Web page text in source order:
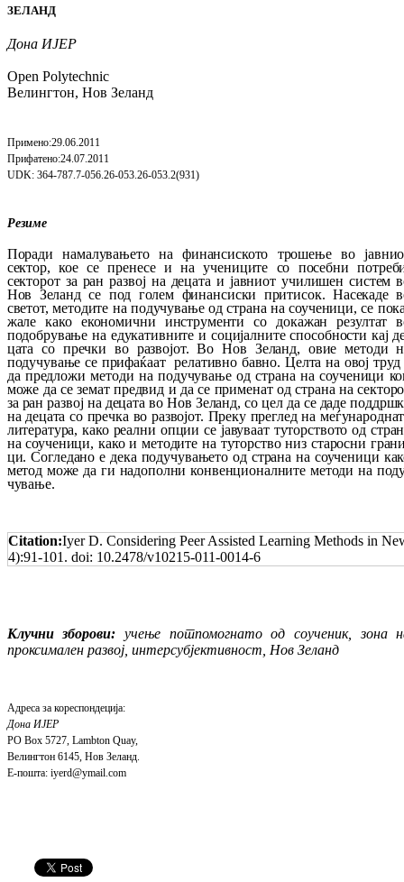
ЗЕЛАНД
Дона ИЈЕР
Open Polytechnic
Велингтон, Нов Зеланд
Примено:29.06.2011
Прифатено:24.07.2011
UDK: 364-787.7-056.26-053.26-053.2(931)
Резиме
Поради намалувањето на финансиското тро­ше­ње во
сектор, кое се пренесе и на уче­ни­ците со посебни
секторот за ран развој на децата и јавниот училишен сис­тем
Нов Зеланд се под голем фи­нан­сис­ки притисок. Насекаде
светот, ме­то­дите на под­учување од страна на соученици, се
жа­ле како економични инструменти со до­ка­жан резултат
подобрување на еду­ка­тив­ни­те и социјалните способности кај
ца­та со преч­ки во развојот. Во Нов Зеланд, овие ме­то­ди
подучување се прифаќаат ре­лативно бав­но. Целта на овој труд
да пред­ложи ме­то­ди на подучување од страна на соученици
може да се земат пред­вид и да се при­ме­нат од страна на
за ран развој на де­цата во Нов Зеланд, со цел да се даде
на децата со пречка во раз­војот. Преку пре­глед на
ли­тература, како реал­ни опции се јавуваат ту­торството од
на соученици, како и ме­тодите на ту­тор­ство низ старосни
ци. Согледано е дека подучувањето од стра­на на соученици
метод може да ги на­до­полни кон­вен­цио­нал­ните методи на
чу­вање.
Citation:Iyer D. Considering Peer Assisted Learning Methods in
4):91-101. doi: 10.2478/v10215-011-0014-6
Клучни зборови: учење потпомогнато од соученик, зона
проксимален развој, интерсубјективност, Нов Зеланд
Адреса за кореспондеција:
Дона ИЈЕР
PO Box 5727, Lambton Quay,
Велингтон 6145, Нов Зеланд.
Е-пошта: iyerd@ymail.com